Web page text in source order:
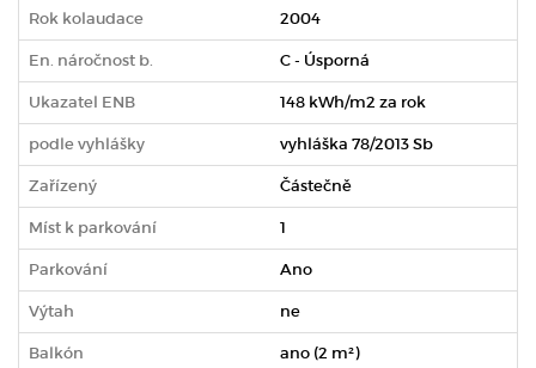
Rok kolaudace 2004
En. náročnost b. C - Úsporná
Ukazatel ENB 148 kWh/m2 za rok
podle vyhlášky vyhláška 78/2013 Sb
Zařízený Částečně
Míst k parkování 1
Parkování Ano
Výtah ne
Balkón ano (2 m²)